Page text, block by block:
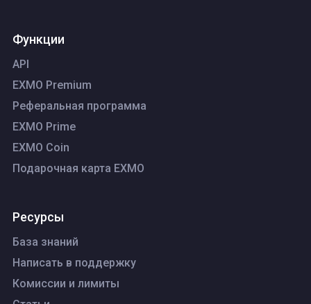
Функции
API
EXMO Premium
Реферальная программа
EXMO Prime
EXMO Coin
Подарочная карта EXMO
Ресурсы
База знаний
Написать в поддержку
Комиссии и лимиты